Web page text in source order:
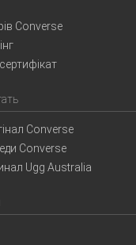
Converse
Converse
Converse
Ugg Australia